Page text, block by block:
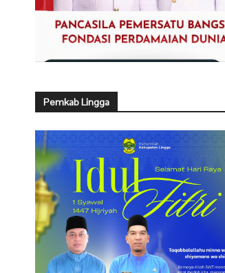
Pemkab Lingga